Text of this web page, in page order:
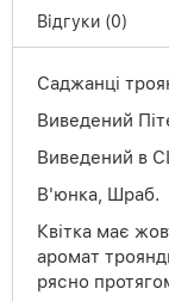
Відгуки (0)
Саджанці
Виведений
Виведений в
В'юнка, Шраб.
Квітка має
аромат
рясно